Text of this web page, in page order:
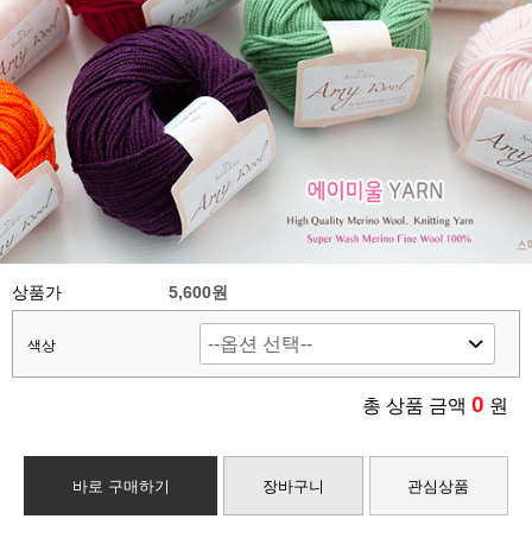
상품가 5,600원
색상
총 상품 금액 0 원
바로 구매하기 장바구니 관심상품